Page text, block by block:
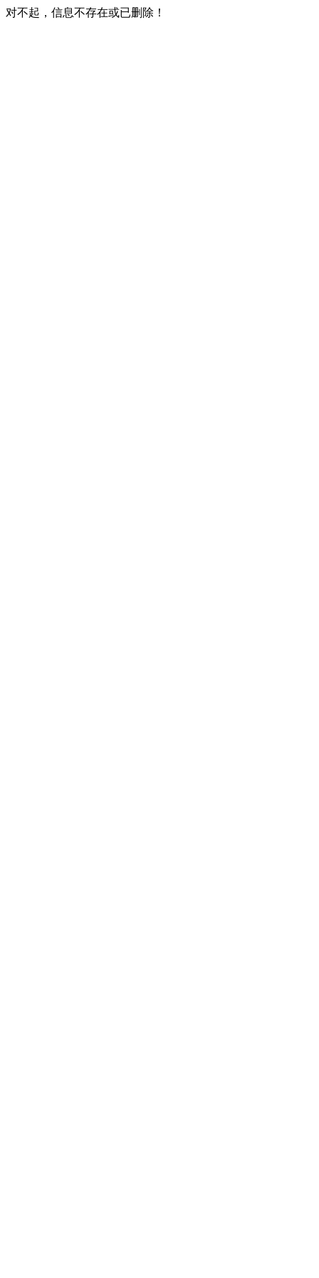
对不起，信息不存在或已删除！